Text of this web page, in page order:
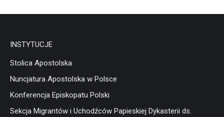
INSTYTUCJE
Stolica Apostolska
Nuncjatura Apostolska w Polsce
Konferencja Episkopatu Polski
Sekcja Migrantów i Uchodźców Papieskiej Dykasterii ds.